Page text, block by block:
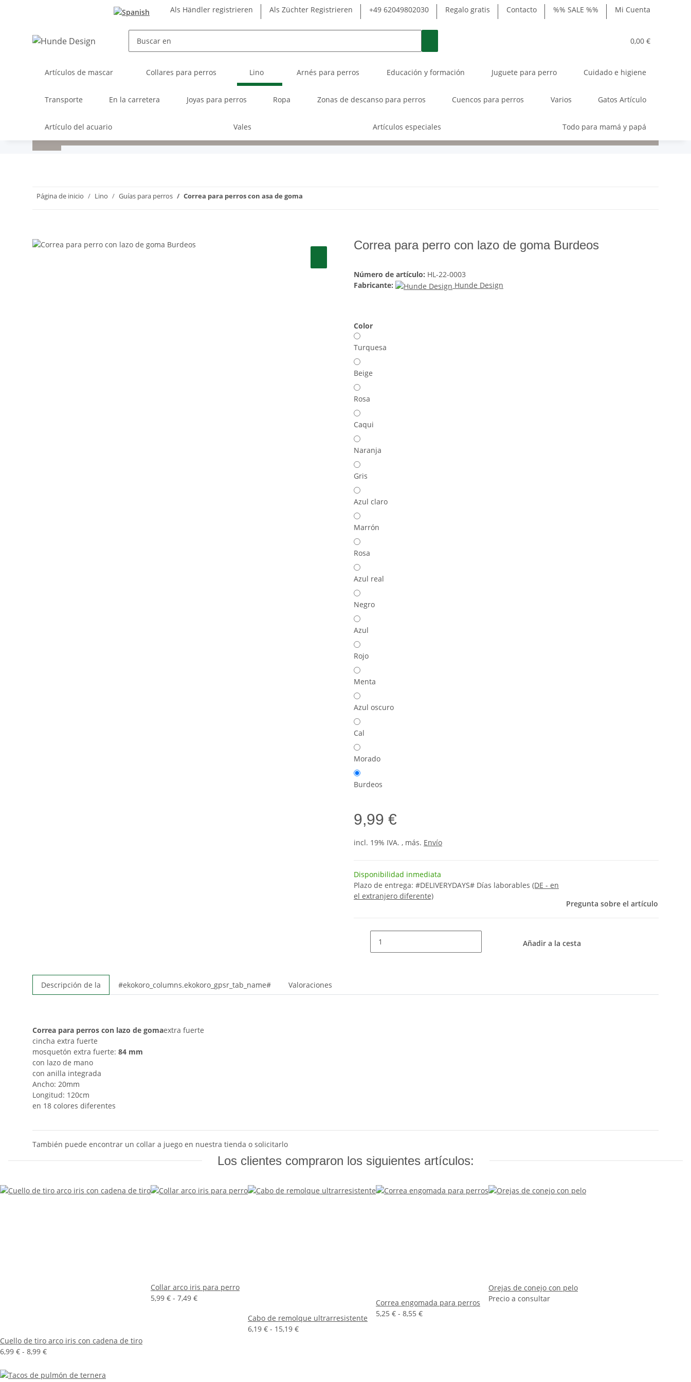
Als Händler registrieren Als Züchter Registrieren +49 62049802030 Regalo gratis Contacto %% SALE %% Mi Cuenta
0,00 €
Artículos de mascar Collares para perros Lino Arnés para perros Educación y formación Juguete para perro Cuidado e higiene
Transporte En la carretera Joyas para perros Ropa Zonas de descanso para perros Cuencos para perros Varios Gatos Artículo
Artículo del acuario Vales Artículos especiales Todo para mamá y papá
Página de inicio Lino Guías para perros Correa para perros con asa de goma
Correa para perro con lazo de goma Burdeos
Número de artículo: HL-22-0003
Fabricante:
Hunde Design
Color
Turquesa
Beige
Rosa
Caqui
Naranja
Gris
Azul claro
Marrón
Rosa
Azul real
Negro
Azul
Rojo
Menta
Azul oscuro
Cal
Morado
Burdeos
9,99 €
incl. 19% IVA. , más. Envío
Disponibilidad inmediata
Plazo de entrega: #DELIVERYDAYS# Días laborables (DE - en
el extranjero diferente)
Pregunta sobre el artículo
Añadir a la cesta
Descripción de la #ekokoro_columns.ekokoro_gpsr_tab_name# Valoraciones
Correa para perros con lazo de gomaextra fuerte
cincha extra fuerte
mosquetón extra fuerte: 84 mm
con lazo de mano
con anilla integrada
Ancho: 20mm
Longitud: 120cm
en 18 colores diferentes
También puede encontrar un collar a juego en nuestra tienda o solicitarlo
Los clientes compraron los siguientes artículos:
Cuello de tiro arco iris con cadena de tiro
6,99 € - 8,99 €
Collar arco iris para perro
5,99 € - 7,49 €
Cabo de remolque ultrarresistente
6,19 € - 15,19 €
Correa engomada para perros
5,25 € - 8,55 €
Orejas de conejo con pelo
Precio a consultar